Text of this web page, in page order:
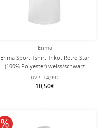
Erima
Erima Sport-Tshirt Trikot Retro Star
(100% Polyester) weiss/schwarz
Jungen
UVP: 14,99€
10,50€
10% reduziert